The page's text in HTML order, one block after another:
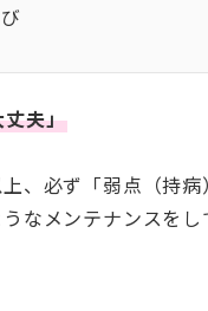
夫」
、必ず「弱点（持病
メンテナンスを